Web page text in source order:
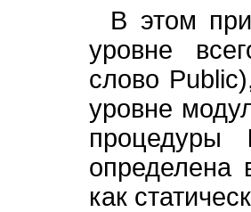
В этом
уровне
слово
уровне
процедуры
как